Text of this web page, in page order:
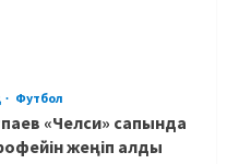
Футбол
«Челси» сапында
жеңіп алды